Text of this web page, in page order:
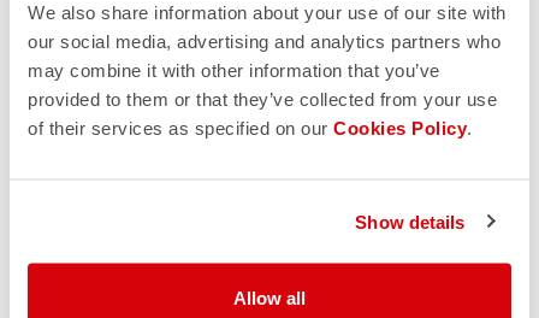
We also share information about your use of our site with
our social media, advertising and analytics partners who
may combine it with other information that you’ve
provided to them or that they’ve collected from your use
of their services as specified on our Cookies Policy.
Show details
Allow all
pas,
nous sommes là pour vous!
email
CONTACTEZ NOUS
Vous avez une question à nous poser?
dans les 30 jours suivant la livraison